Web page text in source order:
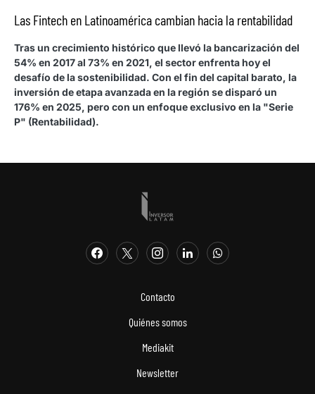
Las Fintech en Latinoamérica cambian hacia la rentabilidad
Tras un crecimiento histórico que llevó la bancarización del
54% en 2017 al 73% en 2021, el sector enfrenta hoy el
desafío de la sostenibilidad. Con el fin del capital barato, la
inversión de etapa avanzada en la región se disparó un
176% en 2025, pero con un enfoque exclusivo en la "Serie
P" (Rentabilidad).
Contacto
Quiénes somos
Mediakit
Newsletter